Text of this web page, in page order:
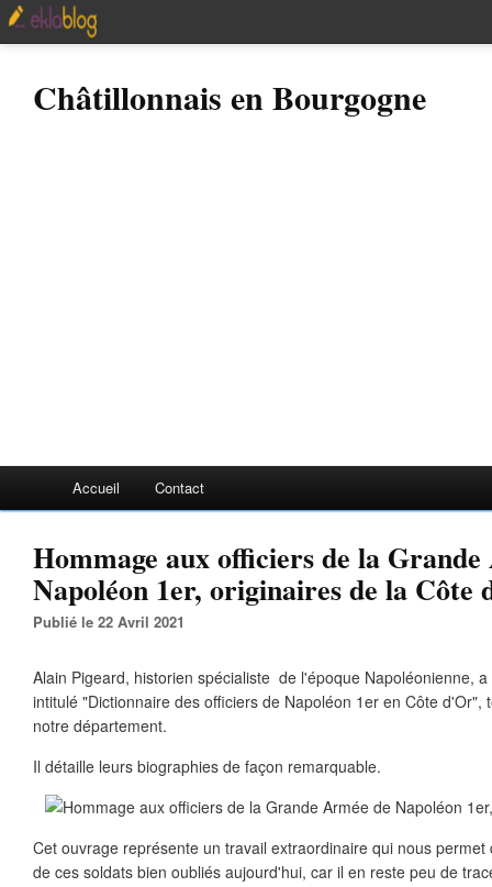
Châtillonnais en Bourgogne
Accueil Contact
Hommage aux officiers de la
Napoléon 1er, originaires de la Côte
Publié le 22 Avril 2021
Alain Pigeard, historien spécialiste de l'époque Napoléonienne,
intitulé "Dictionnaire des officiers de Napoléon 1er en Côte d'Or",
notre département.
Il détaille leurs biographies de façon remarquable.
Cet ouvrage représente un travail extraordinaire qui nous
de ces soldats bien oubliés aujourd'hui, car il en reste peu de